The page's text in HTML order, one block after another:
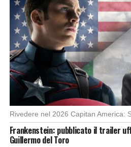
Frankenstein: pubblicato il trailer
Guillermo del Toro